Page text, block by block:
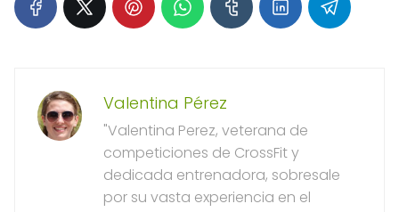
Valentina Pérez
"Valentina Perez, veterana de
competiciones de CrossFit y
dedicada entrenadora, sobresale
por su vasta experiencia en el